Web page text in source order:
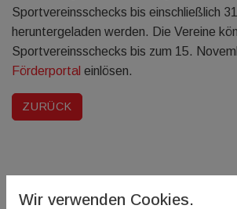
ZURÜCK
Sportvereinsschecks bis einschließlich
heruntergeladen werden. Die Vereine
Sportvereinsschecks bis zum 15.
Förderportal einlösen.
Wir verwenden Cookies.